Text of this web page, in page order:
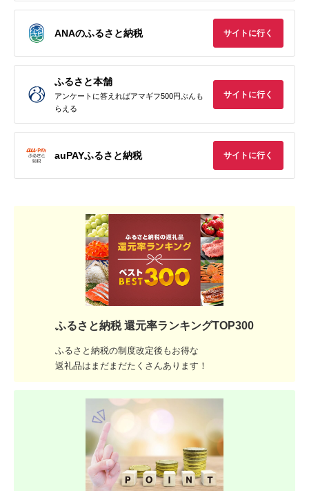
ANAのふるさと納税 サイトに行く
ふるさと本舗
アンケートに答えればアマギフ500円ぶんも
らえる
サイトに行く
auPAYふるさと納税 サイトに行く
ふるさと納税 還元率ランキングTOP300
ふるさと納税の制度改定後もお得な
返礼品はまだまだたくさんあります！